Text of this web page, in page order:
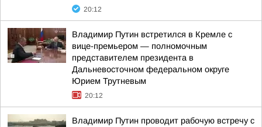
20:12
Владимир Путин встретился в Кремле с
вице-премьером — полномочным
представителем президента в
Дальневосточном федеральном округе
Юрием Трутневым
20:12
Владимир Путин проводит рабочую встречу с